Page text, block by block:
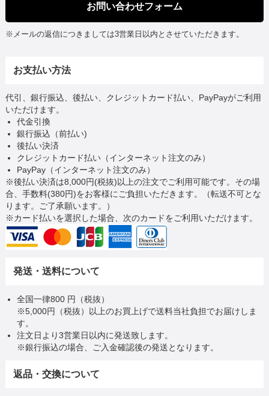
お問い合わせフォーム
※メールの返信につきましては3営業日以内とさせていただきます。
お支払い方法
代引、銀行振込、後払い、クレジットカード払い、PayPayがご利用
いただけます。
代金引換
銀行振込（前払い)
後払い決済
クレジットカード払い（インターネット注文のみ）
PayPay（インターネット注文のみ）
※後払い決済は8,000円(税抜)以上の注文でご利用可能です。その場
合、手数料(380円)をお客様にご負担いただきます。（転送不可とな
ります。ご了承願います。）
※カード払いを選択した場合、次のカードをご利用いただけます。
発送・送料について
全国一律800 円（税抜）
※5,000円（税抜）以上のお買上げで送料当社負担でお届けしま
す。
注文日より3営業日以内に発送致します。
※銀行振込の場合、ご入金確認後の発送となります。
返品・交換について